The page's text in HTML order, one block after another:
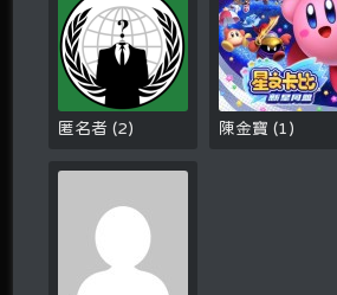
匿名者(2) 陳金寶(1 )